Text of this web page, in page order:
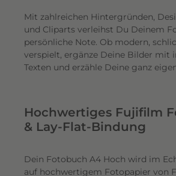
Mit zahlreichen Hintergründen,
und Cliparts verleihst Du Deinem
persönliche Note. Ob modern,
verspielt, ergänze Deine Bilder mit
Texten und erzähle Deine ganz
Hochwertiges Fujifilm
& Lay-Flat-Bindung
Dein Fotobuch A4 Hoch wird im
auf hochwertigem Fotopapier von